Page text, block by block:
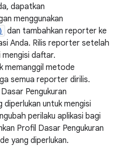
dapatkan
menggunakan
dan tambahkan reporter ke
Anda. Rilis reporter setelah
daftar.
memanggil metode
semua reporter dirilis.
Pengukuran
untuk mengisi
perilaku aplikasi bagi
Profil Dasar Pengukuran
yang diperlukan.